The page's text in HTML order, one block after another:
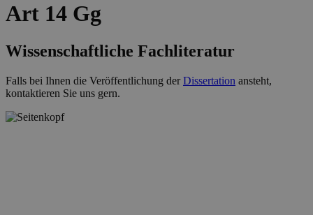
Art 14 Gg
Wissenschaftliche Fachliteratur
Falls bei Ihnen die Veröffentlichung derDissertation ansteht,
kontaktieren Sie uns gern.